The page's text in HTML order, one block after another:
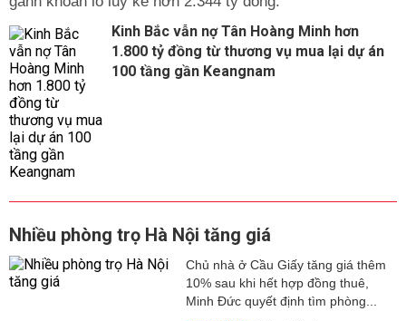
Kinh Bắc vẫn nợ Tân Hoàng Minh hơn
1.800 tỷ đồng từ thương vụ mua lại dự án
100 tầng gần Keangnam
Nhiều phòng trọ Hà Nội tăng giá
Chủ nhà ở Cầu Giấy tăng giá thêm
10% sau khi hết hợp đồng thuê,
Minh Đức quyết định tìm phòng...